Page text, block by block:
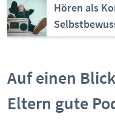
Hören als
Auf einen
Eltern gute